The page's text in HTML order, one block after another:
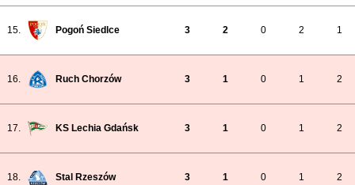
15. Pogoń Siedlce 3 2 0 2 1
16. Ruch Chorzów 3 1 0 1 2
17. KS Lechia Gdańsk 3 1 0 1 2
18. Stal Rzeszów 3 1 0 1 2